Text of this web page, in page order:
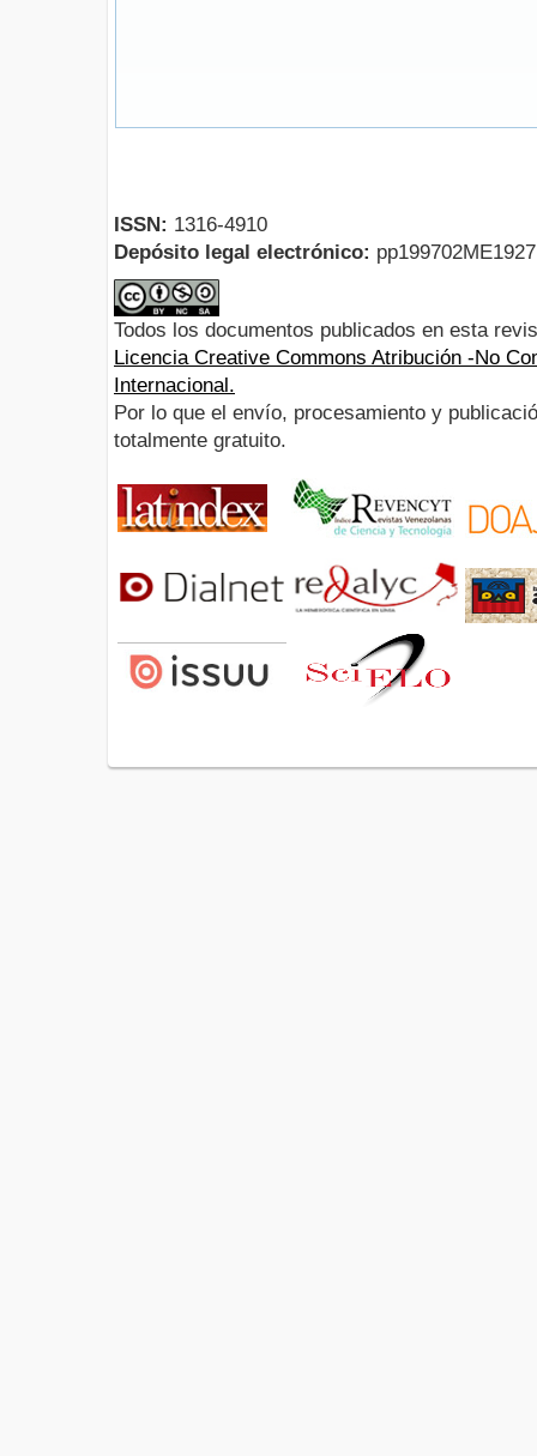
ISSN: 1316-4910
Depósito legal electrónico:
Todos los documentos publicados en esta
Licencia Creative Commons Atribución -No
Internacional.
Por lo que el envío, procesamiento y
totalmente gratuito.